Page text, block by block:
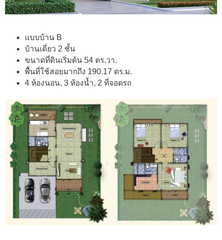
แบบบ้าน B
บ้านเดี่ยว 2 ชั้น
ขนาดที่ดินเริ่มต้น 54 ตร.วา.
พื้นที่ใช้สอยมากถึง 190.17 ตร.ม.
4 ห้องนอน, 3 ห้องน้ำ, 2 ที่จอดรถ